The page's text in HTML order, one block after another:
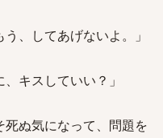
、してあげないよ。」
キスしていい？」
ぬ気になって、問題を